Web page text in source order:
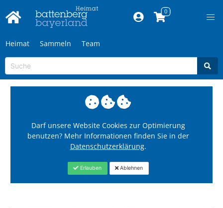
Heimat Sammeln Team
Darf unsere Website Cookies zur Optimierung
benutzen? Mehr Informationen finden Sie in der
Datenschutzerklärung.
Erlauben Ablehnen